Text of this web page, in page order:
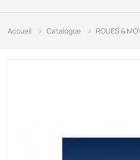
Accueil Catalogue ROUES &